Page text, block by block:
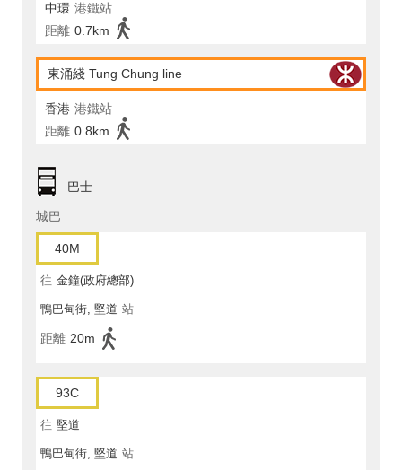
中環 港鐵站
距離 0.7km
東涌綫 Tung Chung line
香港 港鐵站
距離 0.8km
巴士
城巴
40M
往 金鐘(政府總部)
鴨巴甸街, 堅道 站
距離 20m
93C
往 堅道
鴨巴甸街, 堅道 站